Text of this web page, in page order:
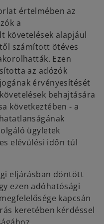
értelmében az
a
követelések alapjául
számított ötéves
Ezen
az adózók
érvényesítését
behajtására
következtében - a
ügyletek
elévülési időn túl
eljárásban döntött
ezen adóhatósági
kapcsán
keretében kérdéssel